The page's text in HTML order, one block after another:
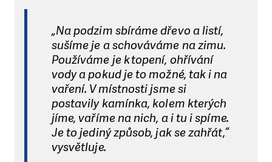
„Na podzim sbíráme dřevo a listí,
sušíme je a schováváme na zimu.
Používáme je k topení, ohřívání
vody a pokud je to možné, tak i na
vaření. V místnosti jsme si
postavily kamínka, kolem kterých
jíme, vaříme na nich, a i tu i spíme.
Je to jediný způsob, jak se zahřát,“
vysvětluje.